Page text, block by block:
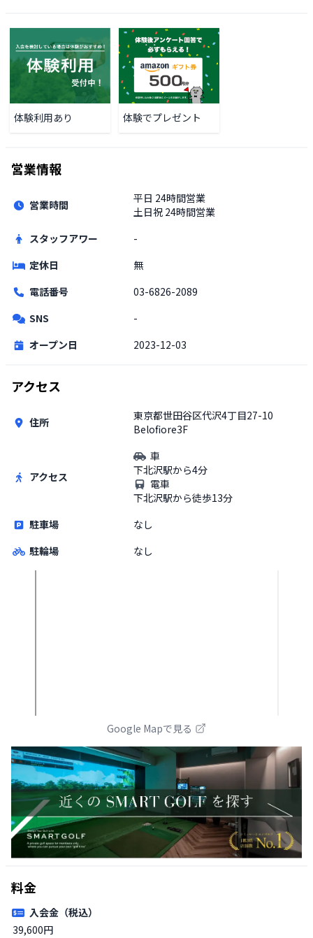
体験利用あり 体験でプレゼント
営業情報
営業時間 平日 24時間営業
土日祝 24時間営業
スタッフアワー
-
定休日
無
電話番号
03-6826-2089
SNS
-
オープン日
2023-12-03
アクセス
住所
東京都世田谷区代沢4丁目27-10
Belofiore3F
アクセス
車
下北沢駅から4分
電車
下北沢駅から徒歩13分
駐車場
なし
駐輪場
なし
Google Mapで見る
料金
入会金（税込）
39,600円